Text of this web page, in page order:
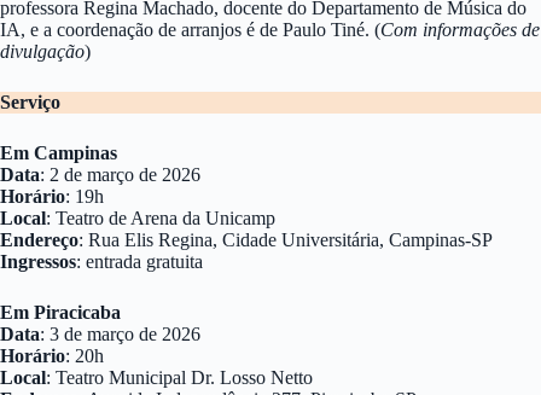
professora Regina Machado, docente do Departamento de Música do
IA, e a coordenação de arranjos é de Paulo Tiné. (Com informações de
divulgação)
Serviço
Em Campinas
Data: 2 de março de 2026
Horário: 19h
Local: Teatro de Arena da Unicamp
Endereço: Rua Elis Regina, Cidade Universitária, Campinas-SP
Ingressos: entrada gratuita
Em Piracicaba
Data: 3 de março de 2026
Horário: 20h
Local: Teatro Municipal Dr. Losso Netto